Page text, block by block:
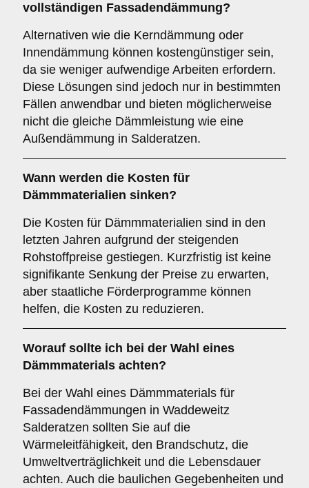
vollständigen Fassadendämmung?
Alternativen wie die Kerndämmung oder
Innendämmung können kostengünstiger sein,
da sie weniger aufwendige Arbeiten erfordern.
Diese Lösungen sind jedoch nur in bestimmten
Fällen anwendbar und bieten möglicherweise
nicht die gleiche Dämmleistung wie eine
Außendämmung in Salderatzen.
Wann werden die Kosten für
Dämmmaterialien sinken?
Die Kosten für Dämmmaterialien sind in den
letzten Jahren aufgrund der steigenden
Rohstoffpreise gestiegen. Kurzfristig ist keine
signifikante Senkung der Preise zu erwarten,
aber staatliche Förderprogramme können
helfen, die Kosten zu reduzieren.
Worauf sollte ich bei der Wahl eines
Dämmmaterials achten?
Bei der Wahl eines Dämmmaterials für
Fassadendämmungen in Waddeweitz
Salderatzen sollten Sie auf die
Wärmeleitfähigkeit, den Brandschutz, die
Umweltverträglichkeit und die Lebensdauer
achten. Auch die baulichen Gegebenheiten und